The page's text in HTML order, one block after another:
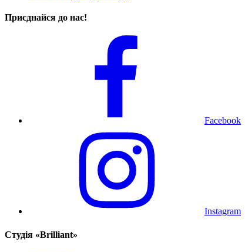
Приєднайся до нас!
Facebook
Instagram
Cтудія «Brilliant»